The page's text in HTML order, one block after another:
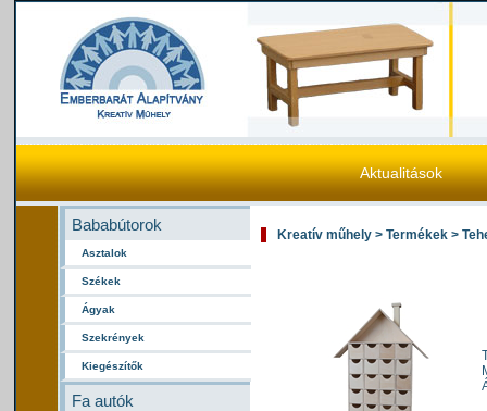
Aktualitások
Bababútorok
Asztalok
Székek
Ágyak
Szekrények
Kiegészítők
Fa autók
Kreatív műhely > Termékek >